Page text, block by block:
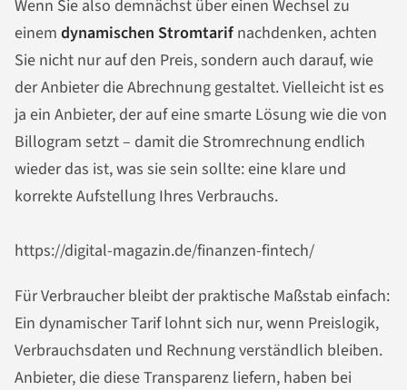
Wenn Sie also demnächst über einen Wechsel zu
einem dynamischen Stromtarif nachdenken, achten
Sie nicht nur auf den Preis, sondern auch darauf, wie
der Anbieter die Abrechnung gestaltet. Vielleicht ist es
ja ein Anbieter, der auf eine smarte Lösung wie die von
Billogram setzt – damit die Stromrechnung endlich
wieder das ist, was sie sein sollte: eine klare und
korrekte Aufstellung Ihres Verbrauchs.
https://digital-magazin.de/finanzen-fintech/
Für Verbraucher bleibt der praktische Maßstab einfach:
Ein dynamischer Tarif lohnt sich nur, wenn Preislogik,
Verbrauchsdaten und Rechnung verständlich bleiben.
Anbieter, die diese Transparenz liefern, haben bei